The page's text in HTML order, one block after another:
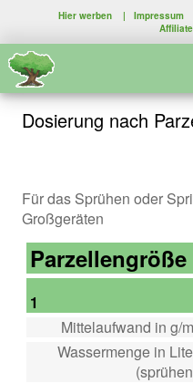
Hier werben | Impressum
Dosierung nach
Für das Sprühen oder
Großgeräten
1
Mittelaufwand in g/
Wassermenge in